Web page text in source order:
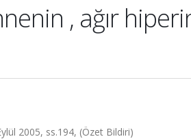
, ağır
2005, ss.194, (Özet Bildiri)